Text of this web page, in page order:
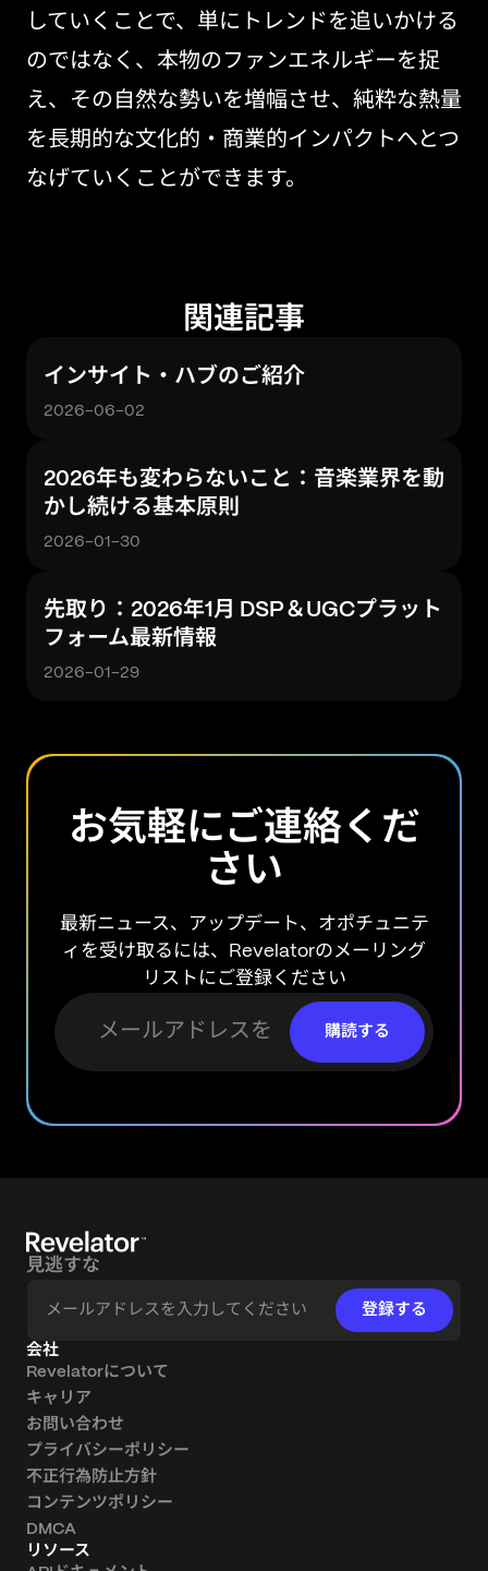
していくことで、単にトレンドを追いかける
のではなく、本物のファンエネルギーを捉
え、その自然な勢いを増幅させ、純粋な熱量
を長期的な文化的・商業的インパクトへとつ
なげていくことができます。
関連記事
インサイト・ハブのご紹介
2026-06-02
2026年も変わらないこと：音楽業界を動
かし続ける基本原則
2026-01-30
先取り：2026年1月 DSP＆UGCプラット
フォーム最新情報
2026-01-29
お気軽にご連絡くだ
さい
最新ニュース、アップデート、オポチュニテ
ィを受け取るには、Revelatorのメーリング
リストにご登録ください
購読する
見逃すな
登録する
会社
Revelatorについて
キャリア
お問い合わせ
プライバシーポリシー
不正行為防止方針
コンテンツポリシー
DMCA
リソース